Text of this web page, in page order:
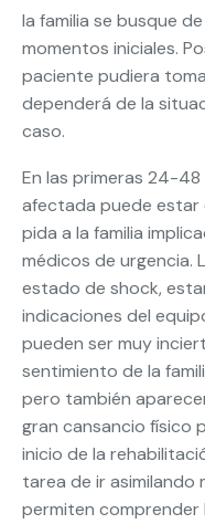
la familia se busque
momentos iniciales.
paciente pudiera
dependerá de la
caso.
En las primeras 24-
afectada puede estar
pida a la familia
médicos de urgencia.
estado de shock,
indicaciones del
pueden ser muy
sentimiento de la
pero también
gran cansancio físico
inicio de la
tarea de ir
permiten comprender